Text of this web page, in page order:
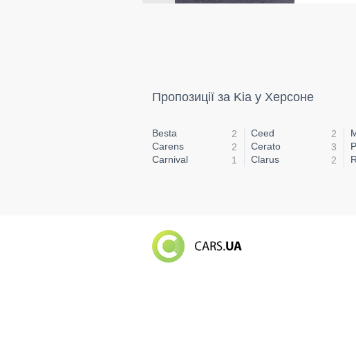
Пропозиції за Kia у Херсоне
Besta
2
Carens
2
Carnival
1
Ceed
2
Cerato
3
Clarus
2